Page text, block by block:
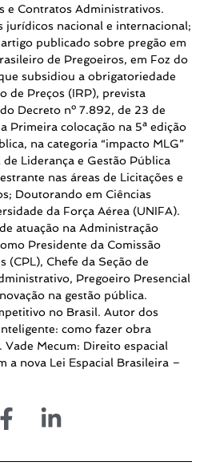
e Contratos Administrativos.
jurídicos nacional e internacional;
publicado sobre pregão em
de Pregoeiros, em Foz do
subsidiou a obrigatoriedade
de Preços (IRP), prevista
Decreto nº 7.892, de 23 de
Primeira colocação na 5ª edição
na categoria “impacto MLG”
Liderança e Gestão Pública
nas áreas de Licitações e
Doutorando em Ciências
da Força Aérea (UNIFA).
atuação na Administração
Presidente da Comissão
(CPL), Chefe da Seção de
Pregoeiro Presencial
na gestão pública.
no Brasil. Autor dos
como fazer obra
Vade Mecum: Direito espacial
a nova Lei Espacial Brasileira –